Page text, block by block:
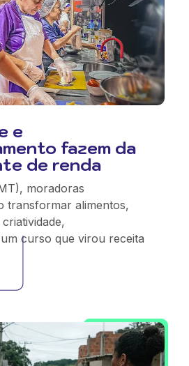
e
fazem da
de renda
moradoras
transformar alimentos,
curso que virou receita